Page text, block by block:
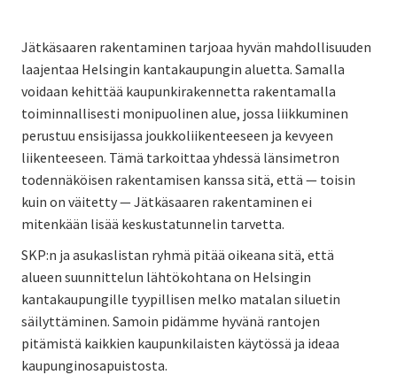
Jätkäsaaren rakentaminen tarjoaa hyvän mahdollisuuden
laajentaa Helsingin kantakaupungin aluetta. Samalla
voidaan kehittää kaupunkirakennetta rakentamalla
toiminnallisesti monipuolinen alue, jossa liikkuminen
perustuu ensisijassa joukkoliikenteeseen ja kevyeen
liikenteeseen. Tämä tarkoittaa yhdessä länsimetron
todennäköisen rakentamisen kanssa sitä, että — toisin
kuin on väitetty — Jätkäsaaren rakentaminen ei
mitenkään lisää keskustatunnelin tarvetta.
SKP:n ja asukaslistan ryhmä pitää oikeana sitä, että
alueen suunnittelun lähtökohtana on Helsingin
kantakaupungille tyypillisen melko matalan siluetin
säilyttäminen. Samoin pidämme hyvänä rantojen
pitämistä kaikkien kaupunkilaisten käytössä ja ideaa
kaupunginosapuistosta.